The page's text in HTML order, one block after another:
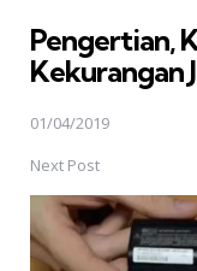
Pengertian,
Kekurangan
01/04/2019
Next Post